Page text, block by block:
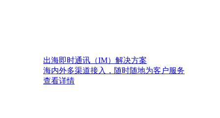
出海即时通讯（IM）解决方案
海内外多渠道接入，随时随地为客户服务
查看详情